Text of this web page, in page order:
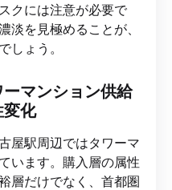
クには注意が必要で
淡を見極めることが、
しょう。
マンション供給
変化
屋駅周辺ではタワーマ
います。購入層の属性
層だけでなく、首都圏